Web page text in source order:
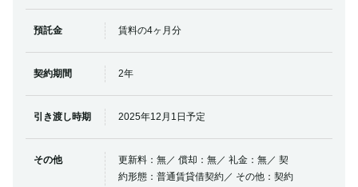
預託金 賃料の4ヶ月分
契約期間 2年
引き渡し時期 2025年12月1日予定
その他
更新料：無／ 償却：無／ 礼金：無／ 契
約形態：普通賃貸借契約／ その他：契約